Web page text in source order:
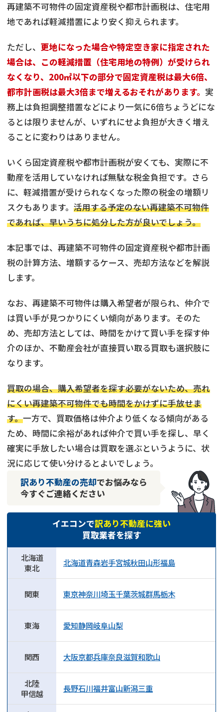
再建築不可物件の固定資産税や都市計画税は、住宅用
地であれば軽減措置により安く抑えられます。
ただし、 更地になった場合や特定空き家に指定された
場合は、この軽減措置（住宅用地の特例）が受けられ
なくなり、200㎡以下の部分で固定資産税は最大6倍、
都市計画税は最大3倍まで増えるおそれがあります。 実
務上は負担調整措置などにより一気に6倍ちょうどにな
るとは限りませんが、いずれにせよ負担が大きく増え
ることに変わりはありません。
いくら固定資産税や都市計画税が安くても、実際に不
動産を活用していなければ無駄な税金負担です。さら
に、軽減措置が受けられなくなった際の税金の増額リ
スクもあります。 活用する予定のない再建築不可物件
であれば、早いうちに処分した方が良いでしょう。
本記事では、再建築不可物件の固定資産税や都市計画
税の計算方法、増額するケース、売却方法などを解説
します。
なお、再建築不可物件は購入希望者が限られ、仲介で
は買い手が見つかりにくい傾向があります。そのた
め、売却方法としては、時間をかけて買い手を探す仲
介のほか、不動産会社が直接買い取る買取も選択肢に
なります。
買取の場合、購入希望者を探す必要がないため、売れ
にくい再建築不可物件でも時間をかけずに手放せま
す。一方で、買取価格は仲介より低くなる傾向がある
ため、時間に余裕があれば仲介で買い手を探し、早く
確実に手放したい場合は買取を選ぶというように、状
況に応じて使い分けるとよいでしょう。
訳あり不動産の売却でお悩みなら
今すぐご連絡ください
イエコンで訳あり不動産に強い
買取業者を探す
北海道
東北
北海道青森岩手宮城秋田山形福島
関東 東京神奈川埼玉千葉茨城群馬栃木
東海 愛知静岡岐阜山梨
関西 大阪京都兵庫奈良滋賀和歌山
北陸
甲信越
長野石川福井富山新潟三重